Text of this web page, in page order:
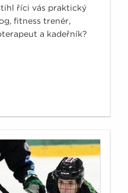
říci vás praktický
fitness trenér,
a kadeřník?